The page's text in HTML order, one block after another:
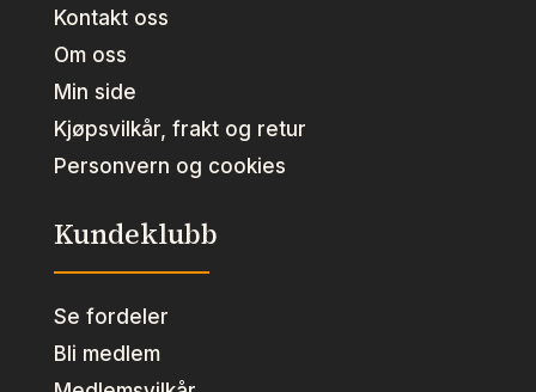
Kontakt oss
Om oss
Min side
Kjøpsvilkår, frakt og retur
Personvern og cookies
Kundeklubb
Se fordeler
Bli medlem